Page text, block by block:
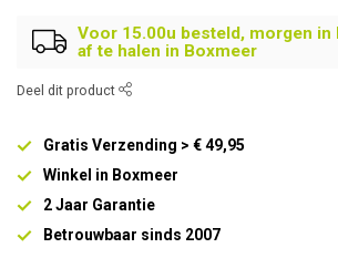
Voor 15.00u besteld, morgen in
af te halen in Boxmeer
Deel dit product
Gratis Verzending > € 49,95
Winkel in Boxmeer
2 Jaar Garantie
Betrouwbaar sinds 2007